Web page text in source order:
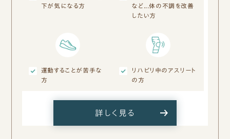
下が気になる方
など...体の不調を改善
したい方
運動することが苦手な
方
リハビリ中のアスリート
の方
詳しく見る